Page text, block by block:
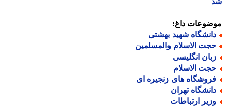
داغ:
شهید بهشتی
الاسلام والمسلمین
انگلیسی
الاسلام
های زنجیره ای
تهران
ارتباطات